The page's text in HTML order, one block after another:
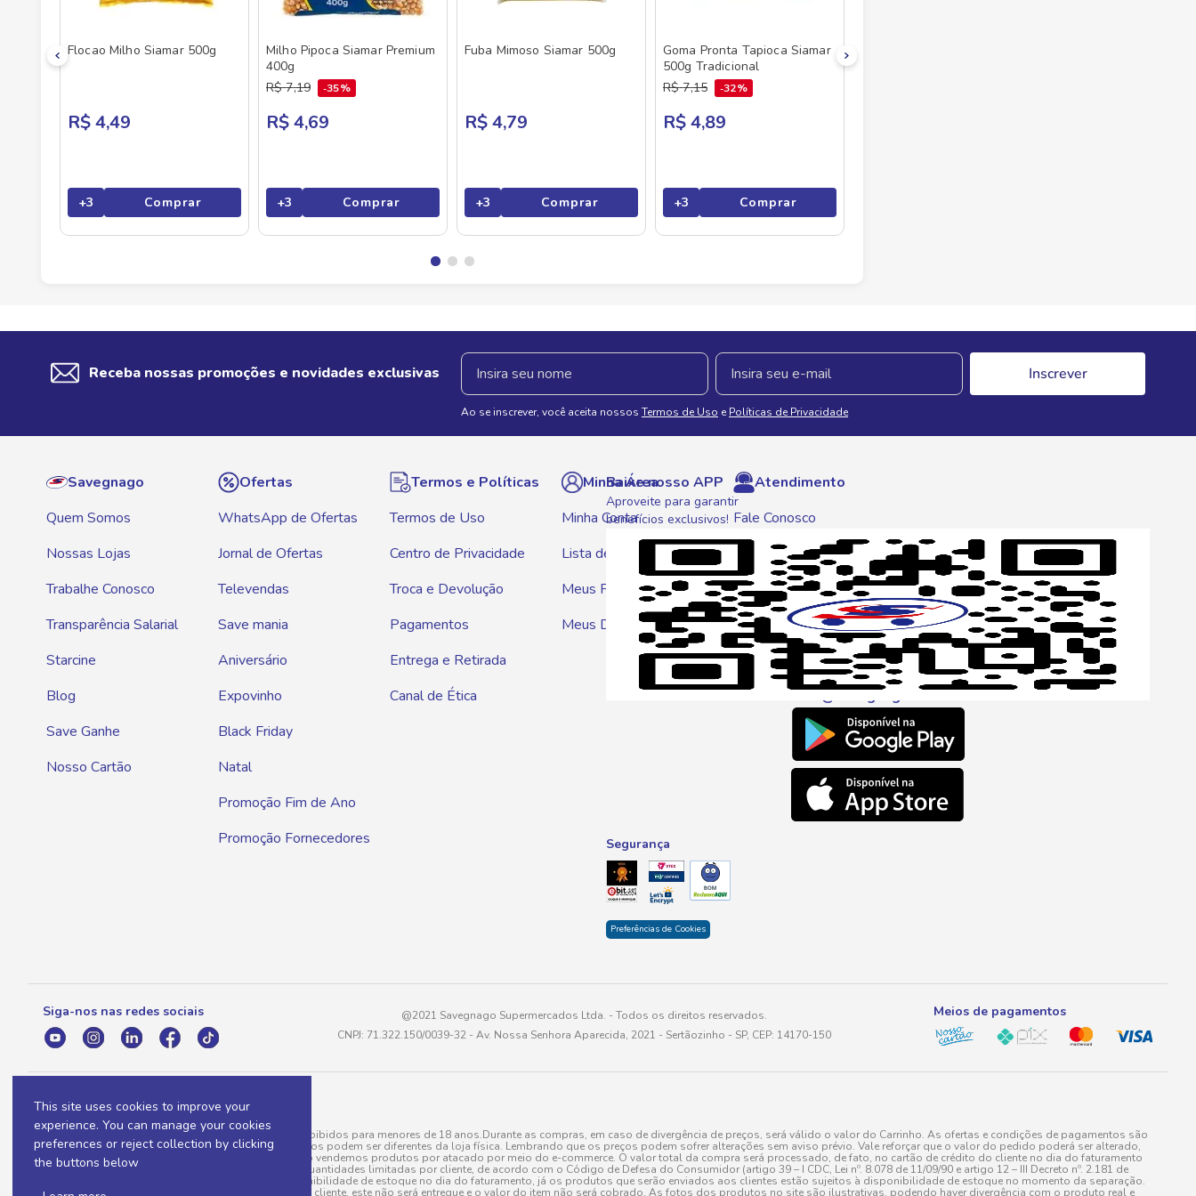
This site uses cookies to improve your
experience. You can manage your cookies
preferences or reject collection by clicking
the buttons below
Flocao Milho Siamar 500g
R$ 4,49
+3 Comprar
Milho Pipoca Siamar Premium
400g
R$ 7,19 35%
R$ 4,69
+3 Comprar
Fuba Mimoso Siamar 500g
R$ 4,79
+3 Comprar
Goma Pronta Tapioca Siamar
500g Tradicional
R$ 7,15 32%
R$ 4,89
+3 Comprar
Receba nossas promoções e novidades exclusivas Inscrever
Ao se inscrever, você aceita nossos Termos de Uso e Políticas de Privacidade
Savegnago
Quem Somos
Nossas Lojas
Trabalhe Conosco
Transparência Salarial
Starcine
Blog
Save Ganhe
Nosso Cartão
Ofertas
WhatsApp de Ofertas
Jornal de Ofertas
Televendas
Save mania
Aniversário
Expovinho
Black Friday
Natal
Promoção Fim de Ano
Promoção Fornecedores
Termos e Políticas
Termos de Uso
Centro de Privacidade
Troca e Devolução
Pagamentos
Entrega e Retirada
Canal de Ética
Minha Área
Minha Conta
Lista de Compras
Meus Pedidos
Meus Descontos
Atendimento
Fale Conosco
WhatsApp
Telefone
0800 016 6680
E-mail
atendimento@savegnago.com.br
Baixe nosso APP
Aproveite para garantir
benefícios exclusivos!
Segurança
Preferências de Cookies
Siga-nos nas redes sociais
@2021 Savegnago Supermercados Ltda. - Todos os direitos reservados.
CNPJ: 71.322.150/0039-32 - Av. Nossa Senhora Aparecida, 2021 - Sertãozinho - SP, CEP: 14170-150
Meios de pagamentos
A venda e o consumo de bebidas alcoólicas são proibidos para menores de 18 anos.Durante as compras, em caso de divergência de preços, será válido o valor do Carrinho. As ofertas e condições de pagamentos são
válidas para a loja eletrônica, sendo que seus preços podem ser diferentes da loja física. Lembrando que os preços podem sofrer alterações sem aviso prévio. Vale reforçar que o valor do pedido poderá ser alterado,
para menos, por conta de produtos variáveis; e não vendemos produtos por atacado por meio do e-commerce. O valor total da compra será processado, de fato, no cartão de crédito do cliente no dia do faturamento
do pedido. Produtos em promoção possuem quantidades limitadas por cliente, de acordo com o Código de Defesa do Consumidor (artigo 39 – I CDC, Lei nº. 8.078 de 11/09/90 e artigo 12 – III Decreto nº. 2.181 de
20/03/97). A venda está diretamente ligada à disponibilidade de estoque no dia do faturamento, já os produtos que serão enviados aos clientes estão sujeitos à disponibilidade de estoque no momento da separação.
Caso algum produto venha a faltar no pedido do cliente, este não será entregue e o valor do item não será cobrado. As fotos dos produtos no site são ilustrativas, podendo haver divergência com o produto real e